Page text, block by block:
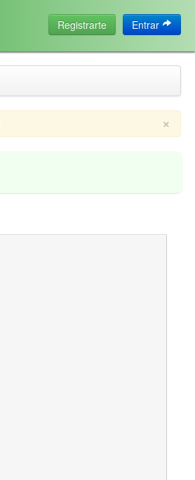
Entrar
Registrarte
×